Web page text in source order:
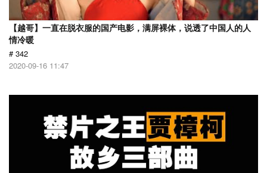
【越哥】一直在脱衣服的国产电影，满屏裸体，说透了中国人的人
情冷暖
# 342
2020-09-16 11:47